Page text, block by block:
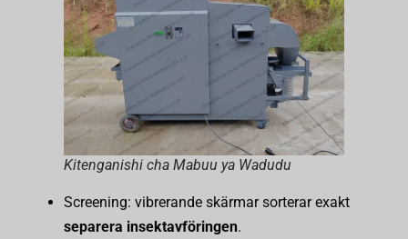
Kitenganishi cha Mabuu ya Wadudu
Screening: vibrerande skärmar sorterar exakt
separera insektavföringen.